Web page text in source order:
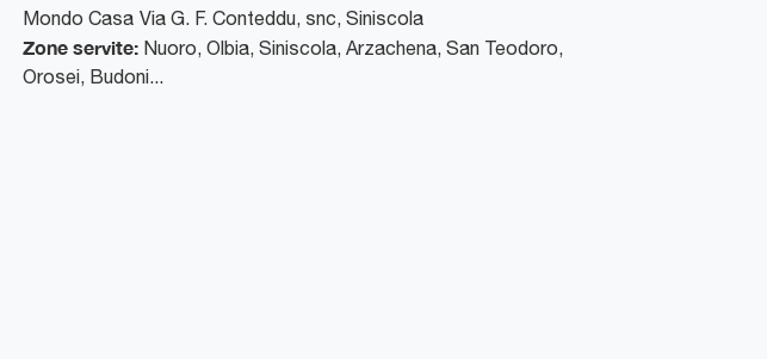
Mondo Casa Via G. F. Conteddu, snc Siniscola
Zone servite: Nuoro, Olbia, Siniscola, Arzachena, San Teodoro,
Orosei, Budoni...